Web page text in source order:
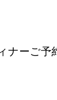
ナーご予